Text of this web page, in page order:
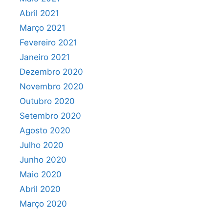
Abril 2021
Março 2021
Fevereiro 2021
Janeiro 2021
Dezembro 2020
Novembro 2020
Outubro 2020
Setembro 2020
Agosto 2020
Julho 2020
Junho 2020
Maio 2020
Abril 2020
Março 2020